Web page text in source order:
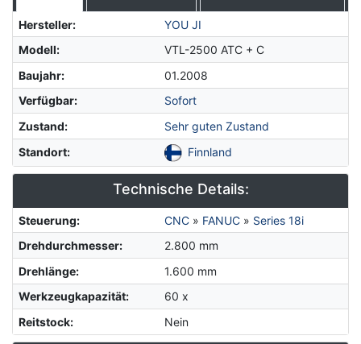
Hersteller:
YOU JI
Modell:
VTL-2500 ATC + C
Baujahr:
01.2008
Verfügbar:
Sofort
Zustand:
Sehr guten Zustand
Standort: Finnland
Technische Details:
Steuerung: CNC» FANUC» Series 18i
Drehdurchmesser:
2.800 mm
Drehlänge:
1.600 mm
Werkzeugkapazität:
60 x
Reitstock: Nein